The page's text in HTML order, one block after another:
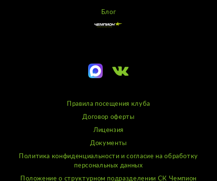
Блог
Правила посещения клуба
Договор оферты
Лицензия
Документы
Политика конфиденциальности и согласие на обработку
персональных данных
Положение о структурном подразделении СК Чемпион